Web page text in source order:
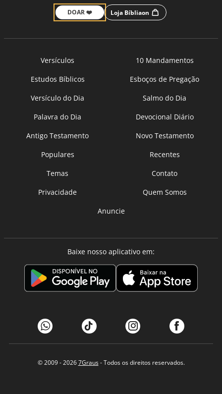
DOAR ❤️ Loja Bíbliaon
Versículos
10 Mandamentos
Estudos Bíblicos
Esboços de Pregação
Versículo do Dia
Salmo do Dia
Palavra do Dia
Devocional Diário
Antigo Testamento
Novo Testamento
Populares
Recentes
Temas
Contato
Privacidade
Quem Somos
Anuncie
Baixe nosso aplicativo em:
© 2009 - 20267Graus- Todos os direitos reservados.